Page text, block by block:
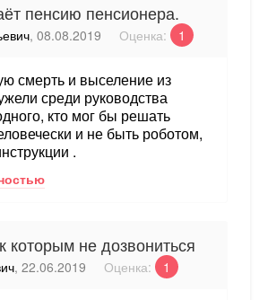
пенсию пенсионера.
, 08.08.2019 Оценка: 1
смерть и выселение из
среди руководства
кто мог бы решать
и не быть роботом,
.
которым не дозвониться
, 22.06.2019 Оценка: 1